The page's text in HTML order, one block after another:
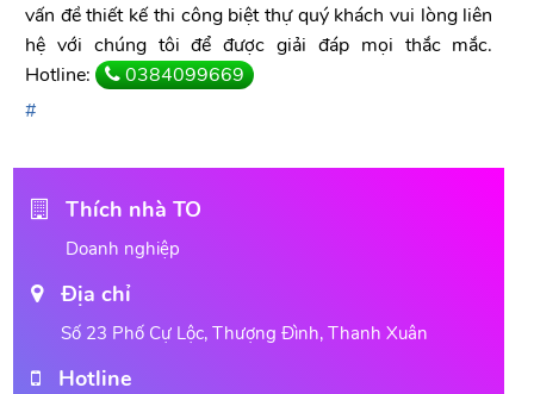
vấn đề thiết kế thi công biệt thự quý khách vui lòng liên
hệ với chúng tôi để được giải đáp mọi thắc mắc.
Hotline:
0384099669
Thích nhà TO
Doanh nghiệp
Địa chỉ
Số 23 Phố Cự Lộc, Thượng Đình, Thanh Xuân
Hotline